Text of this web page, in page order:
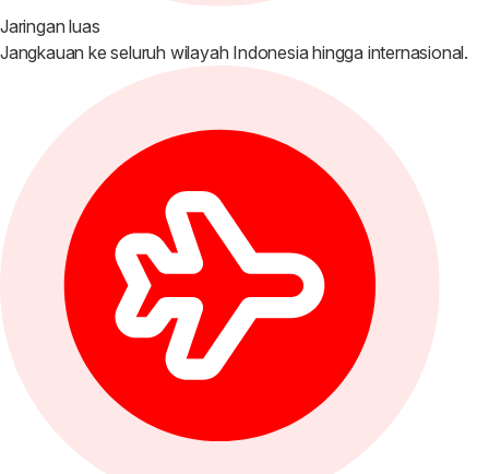
Jaringan luas
Jangkauan ke seluruh wilayah Indonesia hingga internasional.